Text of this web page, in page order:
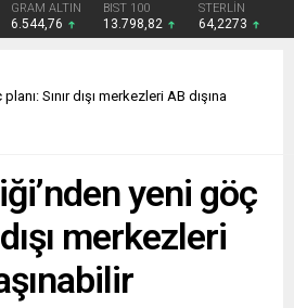
GRAM ALTIN
6.544,76
BIST 100
13.798,82
STERLİN
64,2273
Sınır dışı merkezleri AB dışına
yeni göç
merkezleri